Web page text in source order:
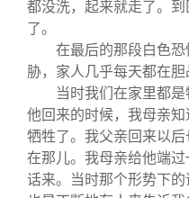
都没洗，起来就走了。
了。
在最后的那段白色恐
胁，家人几乎每天都在胆
当时我们在家里都是
他回来的时候，我母亲
牺牲了。我父亲回来以
在那儿。我母亲给他端
话来。当时那个形势下